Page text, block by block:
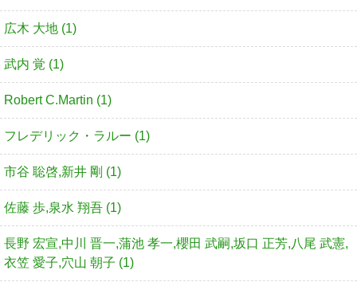
広木 大地 (1)
武内 覚 (1)
Robert C.Martin (1)
フレデリック・ラルー (1)
市谷 聡啓,新井 剛 (1)
佐藤 歩,泉水 翔吾 (1)
長野 宏宣,中川 晋一,蒲池 孝一,櫻田 武嗣,坂口 正芳,八尾 武憲,
衣笠 愛子,穴山 朝子 (1)